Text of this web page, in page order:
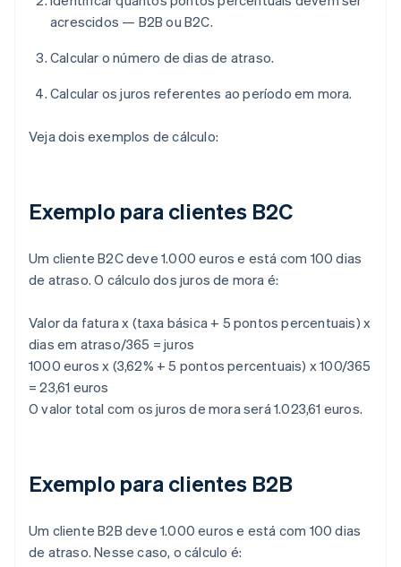
acrescidos — B2B ou B2C.
Calcular o número de dias de atraso.
Calcular os juros referentes ao período em mora.
Veja dois exemplos de cálculo:
Exemplo para clientes B2C
Um cliente B2C deve 1.000 euros e está com 100 dias
de atraso. O cálculo dos juros de mora é:
Valor da fatura x (taxa básica + 5 pontos percentuais) x
dias em atraso/365 = juros
1000 euros x (3,62% + 5 pontos percentuais) x 100/365
= 23,61 euros
O valor total com os juros de mora será 1.023,61 euros.
Exemplo para clientes B2B
Um cliente B2B deve 1.000 euros e está com 100 dias
de atraso. Nesse caso, o cálculo é: